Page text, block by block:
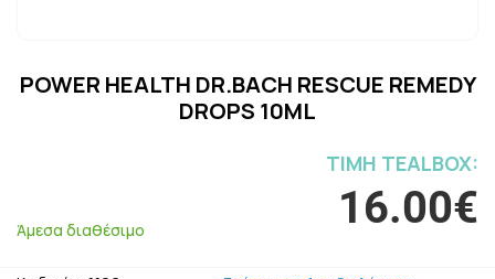
POWER HEALTH DR.BACH RESCUE REMEDY
DROPS 10ML
ΤΙΜH TEALBOX:
16.00€
Άμεσα διαθέσιμο